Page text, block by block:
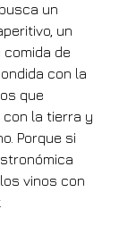
un
un
de
con la
que
con la tierra y
Porque si
vinos con